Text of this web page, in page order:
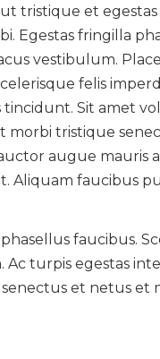
tristique et egestas
Egestas fringilla
vestibulum.
felis
Sit amet
morbi tristique
augue mauris
faucibus
faucibus.
turpis egestas
et netus et